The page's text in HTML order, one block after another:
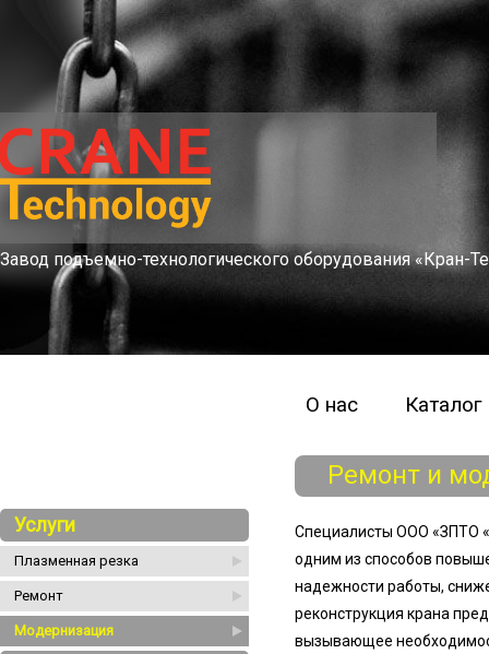
Завод подъемно-технологического оборудования «Кран-
О нас
Услуги
Плазменная резка
Ремонт
Модернизация
Ремонт и
Специалисты ООО «ЗПТО
одним из способов
надежности работы,
реконструкция крана
вызывающее